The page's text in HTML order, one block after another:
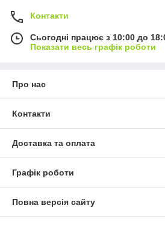
Контакти
Сьогодні працює з 10:00 до
Показати весь графік роботи
Про нас
Контакти
Доставка та оплата
Графік роботи
Повна версія сайту